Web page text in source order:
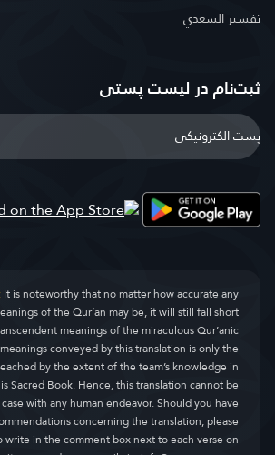
تفسير السعدي
ثبت‌نام در ليست پستى
It is noteworthy that no matter how accurate any
of the Qur’an may be, it will still fall short
meanings of the miraculous Qur’anic
conveyed by this translation is only the
by the extent of the team’s knowledge in
Sacred Book. Hence, this translation cannot be
with any human endeavor. Should you have
concerning the translation, please
in the comment box next to each verse on